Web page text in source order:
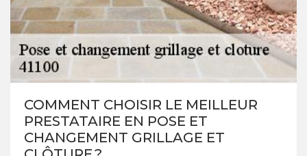
COMMENT CHOISIR LE MEILLEUR
PRESTATAIRE EN POSE ET
CHANGEMENT GRILLAGE ET